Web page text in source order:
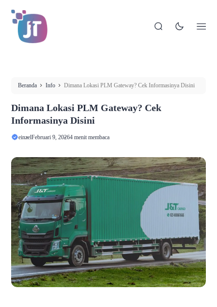
Beranda Info Dimana Lokasi PLM Gateway? Cek Informasinya Disini
Dimana Lokasi PLM Gateway? Cek
Informasinya Disini
einzelFebruari 9, 20264 menit membaca